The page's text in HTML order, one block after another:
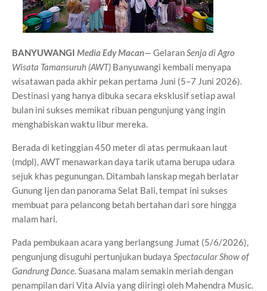
BANYUWANGI Media Edy Macan— GelaranSenja di Agro
Wisata Tamansuruh (AWT) Banyuwangi kembali menyapa
wisatawan pada akhir pekan pertama Juni (5–7 Juni 2026).
Destinasi yang hanya dibuka secara eksklusif setiap awal
bulan ini sukses memikat ribuan pengunjung yang ingin
menghabiskan waktu libur mereka.
Berada di ketinggian 450 meter di atas permukaan laut
(mdpl), AWT menawarkan daya tarik utama berupa udara
sejuk khas pegunungan. Ditambah lanskap megah berlatar
Gunung Ijen dan panorama Selat Bali, tempat ini sukses
membuat para pelancong betah bertahan dari sore hingga
malam hari.
Pada pembukaan acara yang berlangsung Jumat (5/6/2026),
pengunjung disuguhi pertunjukan budaya Spectacular Show of
Gandrung Dance. Suasana malam semakin meriah dengan
penampilan dari Vita Alvia yang diiringi oleh Mahendra Music.